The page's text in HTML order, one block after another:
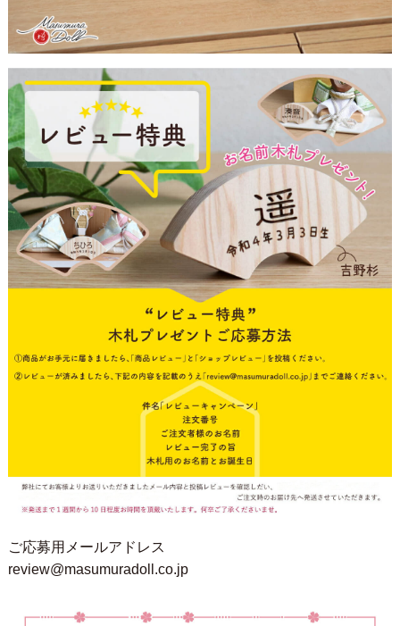
ご応募用メールアドレス
review@masumuradoll.co.jp